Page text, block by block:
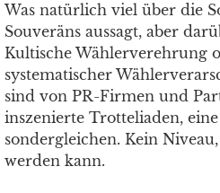
Was natürlich viel über die
Souveräns aussagt, aber
Kultische Wählerverehrung
systematischer
sind von PR-Firmen und
inszenierte Trotteliaden,
sondergleichen. Kein
werden kann.